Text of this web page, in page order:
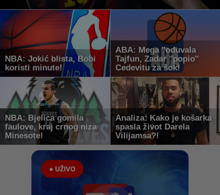
NBA: Jokić blista, Bobi
koristi minute!
ABA: Mega ''oduvala
Tajfun, Zadar ''popio''
Cedevitu za šok!
NBA: Bjelica gomila
faulove, kraj crnog niza
Minesote!
Analiza: Kako je košarka
spasla život Darela
Vilijamsa?!
● UŽIVO